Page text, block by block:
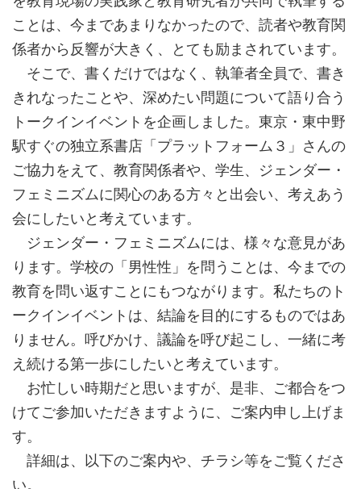
ことは、今まであまりなかったので、読者や教育関
係者から反響が大きく、とても励まされています。
そこで、書くだけではなく、執筆者全員で、書き
きれなったことや、深めたい問題について語り合う
トークインイベントを企画しました。東京・東中野
駅すぐの独立系書店「プラットフォーム３」さんの
ご協力をえて、教育関係者や、学生、ジェンダー・
フェミニズムに関心のある方々と出会い、考えあう
会にしたいと考えています。
ジェンダー・フェミニズムには、様々な意見があ
ります。学校の「男性性」を問うことは、今までの
教育を問い返すことにもつながります。私たちのト
ークインイベントは、結論を目的にするものではあ
りません。呼びかけ、議論を呼び起こし、一緒に考
え続ける第一歩にしたいと考えています。
お忙しい時期だと思いますが、是非、ご都合をつ
けてご参加いただきますように、ご案内申し上げま
す。
詳細は、以下のご案内や、チラシ等をご覧くださ
い。